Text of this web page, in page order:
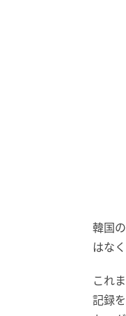
韓国
はな
これ
記録